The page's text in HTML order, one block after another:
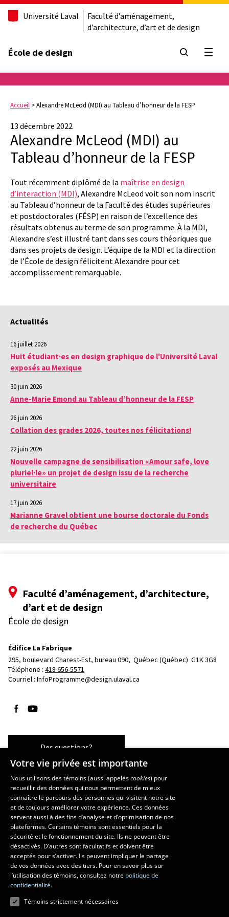
Université Laval
Faculté d’aménagement,
d’architecture, d’art et de design
École de design
Accueil >Alexandre McLeod (MDI) au Tableau d’honneur de la FESP
13 décembre 2022
Alexandre McLeod (MDI) au
Tableau d’honneur de la FESP
Tout récemment diplômé de la maîtrise en design
d’interaction (MDI), Alexandre McLeod voit son nom inscrit
au Tableau d’honneur de la Faculté des études supérieures
et postdoctorales (FÉSP) en raison de l’excellence des
résultats obtenus au terme de son programme. À la MDI,
Alexandre s’est illustré tant dans ses cours théoriques que
dans ses projets de design. L’équipe de la MDI et la direction
de l’École de design félicitent Alexandre pour cet
accomplissement remarquable.
Actualités
16 juillet 2026
Huit étudiant·es en design graphique de l'Université Laval
exposés au Mexique
30 juin 2026
Anne-Marie Emond au Tableau d’honneur de la FESP
26 juin 2026
Collation des grades 2026, toutes nos félicitations!
22 juin 2026
Nouvelle campagne de sensibilisation «Amour safe, love
pluriel·le» un projet de design issu de la recherche
universitaire
17 juin 2026
Marianne Gravel obtient une bourse doctorale du Fonds
de recherche du Québec
Faculté d’aménagement, d’architecture,
d’art et de design
École de design
Édifice La Fabrique
295, boulevard Charest-Est, bureau 090, Québec (Québec)  G1K 3G8
Téléphone : 418 656-5571
Courriel : InfoProgramme@design.ulaval.ca
Suivez-nous sur Facebook
Suivez-nous sur YouTube
Des questions?
Les écoles et la recherche
École d’architecture
École d’art
École supérieure d’aménagement du territoire et de développement
régional
Centre de recherche en aménagement et développement
Votre vie privée est importante
Nous utilisons des témoins (aussi appeléscookies) pour
recueillir des données qui nous permettent de mieux
connaître le parcours des personnes qui visitent notre site
et de toujours améliorer votre expérience. Ces données
servent aussi à des fins d’analyse et d’optimisation de nos
plateformes. Certains témoins sont essentiels pour la
sécurité et le fonctionnement du site. Ils ne peuvent être
désactivés. D’autres sont facultatifs et doivent être
acceptés pour s’activer. Ils peuvent impliquer le partage
de vos données avec des tiers. Pour en savoir plus sur
l’utilisation des témoins, consultez notre politique de
confidentialité.
Témoins strictement nécessaires